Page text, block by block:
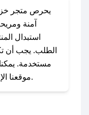
للحصول على
يحرص متجر
آمنة
الطلب. يجب أن
مستخدمة.
موقعنا الإلكتروني أو من خلال خدمة العملاء.